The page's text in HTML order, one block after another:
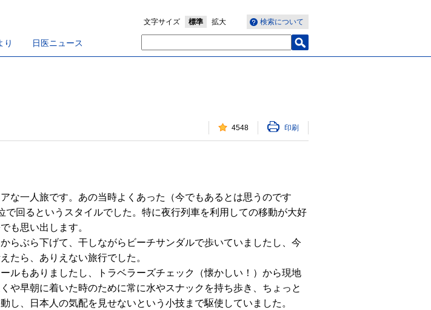
り 日医ニュース
検索について
文字サイズ 標準 拡大
4548 印刷
一人旅です。あの当時よくあった（今でもあるとは思うのです
回るというスタイルでした。特に夜行列車を利用しての移動が大好
も思い出します。
ぶら下げて、干しながらビーチサンダルで歩いていましたし、今
たら、ありえない旅行でした。
もありましたし、トラベラーズチェック（懐かしい！）から現地
や早朝に着いた時のために常に水やスナックを持ち歩き、ちょっと
、日本人の気配を見せないという小技まで駆使していました。